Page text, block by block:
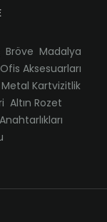
Bröve Madalya
Ofis Aksesuarları
Metal Kartvizitlik
Altın Rozet